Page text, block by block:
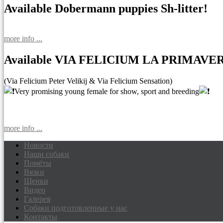
Available Dobermann puppies Sh-litter!
more info ...
Available VIA FELICIUM LA
(Via Felicium Peter Velikij & Via Felicium Sensation)
Very promising young female for show, sport and breeding
more info ...
Доберманы питомник Via Felicium,
Новости
Наши собаки
Помёты
Вязки
Щенки
Видео
Галерея
Собаки подготовленные у нас
Контакты